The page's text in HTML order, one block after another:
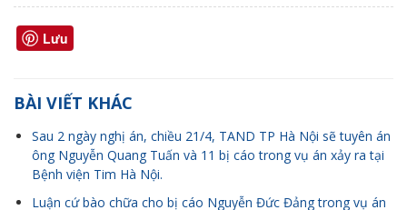
Lưu
BÀI VIẾT KHÁC
Sau 2 ngày nghị án, chiều 21/4, TAND TP Hà Nội sẽ tuyên án
ông Nguyễn Quang Tuấn và 11 bị cáo trong vụ án xảy ra tại
Bệnh viện Tim Hà Nội.
Luận cứ bào chữa cho bị cáo Nguyễn Đức Đảng trong vụ án